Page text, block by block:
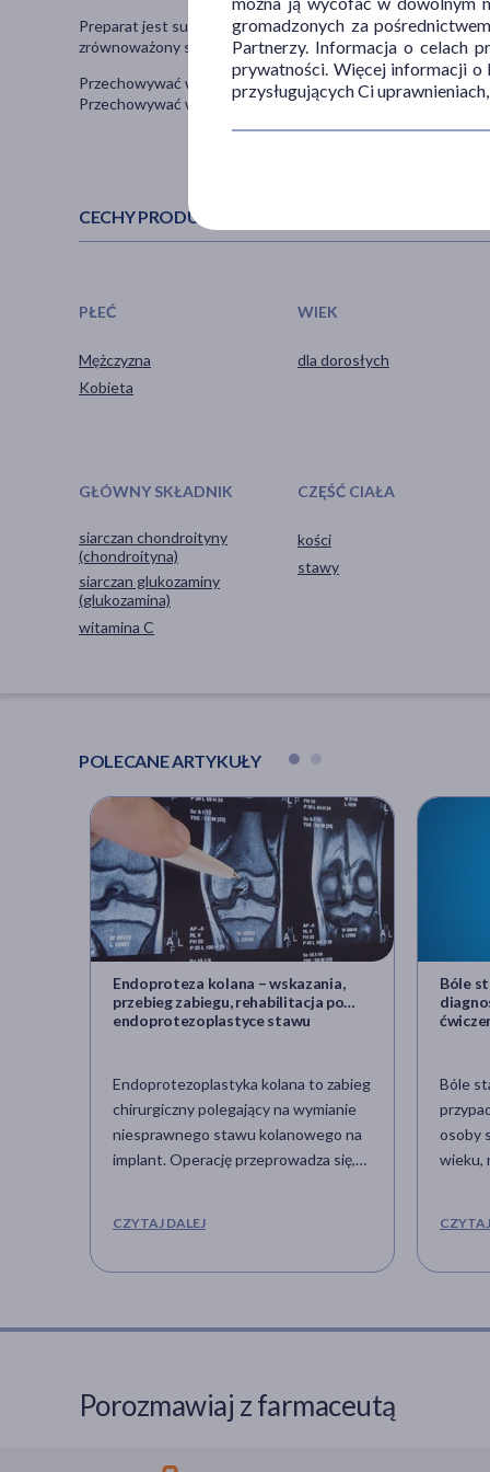
Preparat jest suplementem diety, nie może być stosowany
zrównoważony sposób żywienia i zdrowy tryb życia.
Przechowywać w suchym miejscu. Chronić od światła i
Przechowywać w sposób niedostępny dla małych dzieci.
CECHY PRODUKTU
PŁEĆ
Mężczyzna
Kobieta
WIEK
dla dorosłych
GŁÓWNY SKŁADNIK
siarczan chondroityny
(chondroityna)
siarczan glukozaminy
(glukozamina)
witamina C
CZĘŚĆ CIAŁA
kości
stawy
POLECANE ARTYKUŁY
Endoproteza kolana – wskazania,
przebieg zabiegu, rehabilitacja po
endoprotezoplastyce stawu
Endoprotezoplastyka kolana to zabieg
chirurgiczny polegający na wymianie
niesprawnego stawu kolanowego na
implant. Operację przeprowadza się,
degeneracyjnych chrząstki stawowej
wówczas silny ból kolana,
komfortu życia.
CZYTAJ DALEJ
Bóle
Bóle
osoby
wieku,
z
Porozmawiaj z farmaceutą
gromadzonych za
Partnerzy. Informacja o celach
prywatności. Więcej informacji o
przysługujących Ci